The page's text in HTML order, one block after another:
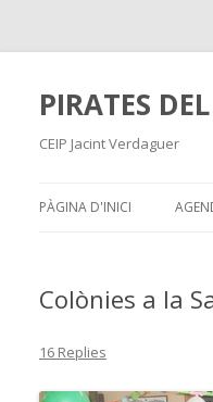
PIRATES
CEIP Jacint Verdaguer
PÀGINA D'INICI
Colònies a la
16 Replies